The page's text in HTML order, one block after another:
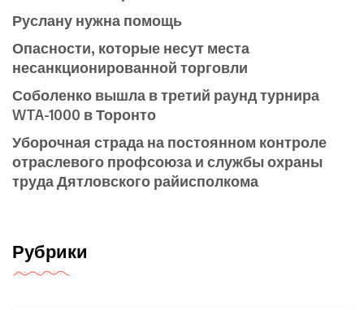
Руслану нужна помощь
Опасности, которые несут места
несанкционированной торговли
Соболенко вышла в третий раунд турнира
WTA-1000 в Торонто
Уборочная страда на постоянном контроле
отраслевого профсоюза и службы охраны
труда Дятловского райисполкома
Рубрики